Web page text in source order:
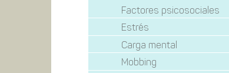
Factores psicosociales
Estrés
Carga mental
Mobbing